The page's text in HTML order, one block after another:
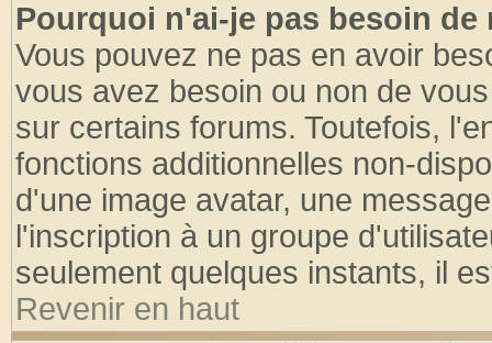
Pourquoi n'ai-je pas besoin de
Vous pouvez ne pas en avoir
vous avez besoin ou non de
sur certains forums. Toutefois,
fonctions additionnelles non-
d'une image avatar, une
l'inscription à un groupe
seulement quelques instants, il
Revenir en haut